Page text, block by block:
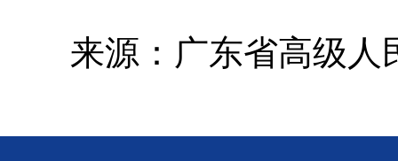
来源：广东省高级人